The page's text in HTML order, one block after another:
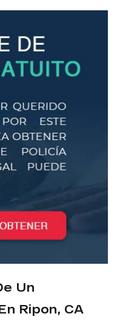
Un
Ripon, CA